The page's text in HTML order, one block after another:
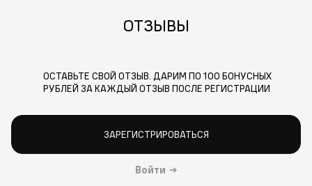
ОТЗЫВЫ
ОСТАВЬТЕ СВОЙ ОТЗЫВ. ДАРИМ ПО 100 БОНУСНЫХ
РУБЛЕЙ ЗА КАЖДЫЙ ОТЗЫВ ПОСЛЕ РЕГИСТРАЦИИ
ЗАРЕГИСТРИРОВАТЬСЯ
Войти →